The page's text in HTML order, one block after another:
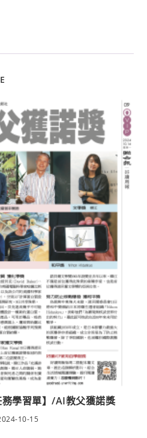
學習單】/AI教父獲諾獎
10-15